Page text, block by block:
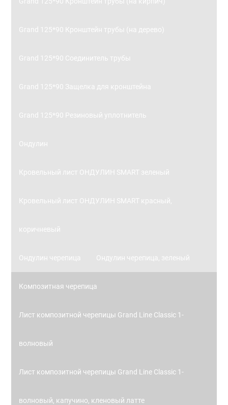
Grand 125*90 Кронштейн трубы (на дерево)
Grand 125*90 Соединитель трубы
Grand 125*90 Защелка для кронштейна
Grand 125*90 Резиновый уплотнитель
Ондулин
Кровельный лист ОНДУЛИН SMART зеленый
Кровельный лист ОНДУЛИН SMART красный,
коричневый
Ондулин черепица Ондулин черепица, зеленый
Композитная черепица
Лист композитной черепицы Grand Line Classic 1-
волновый
Лист композитной черепицы Grand Line Classic 1-
волновый, капучино, кленовый латте